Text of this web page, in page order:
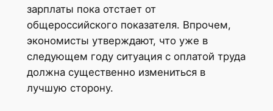
зарплаты пока отстает от
общероссийского показателя. Впрочем,
экономисты утверждают, что уже в
следующем году ситуация с оплатой труда
должна существенно измениться в
лучшую сторону.